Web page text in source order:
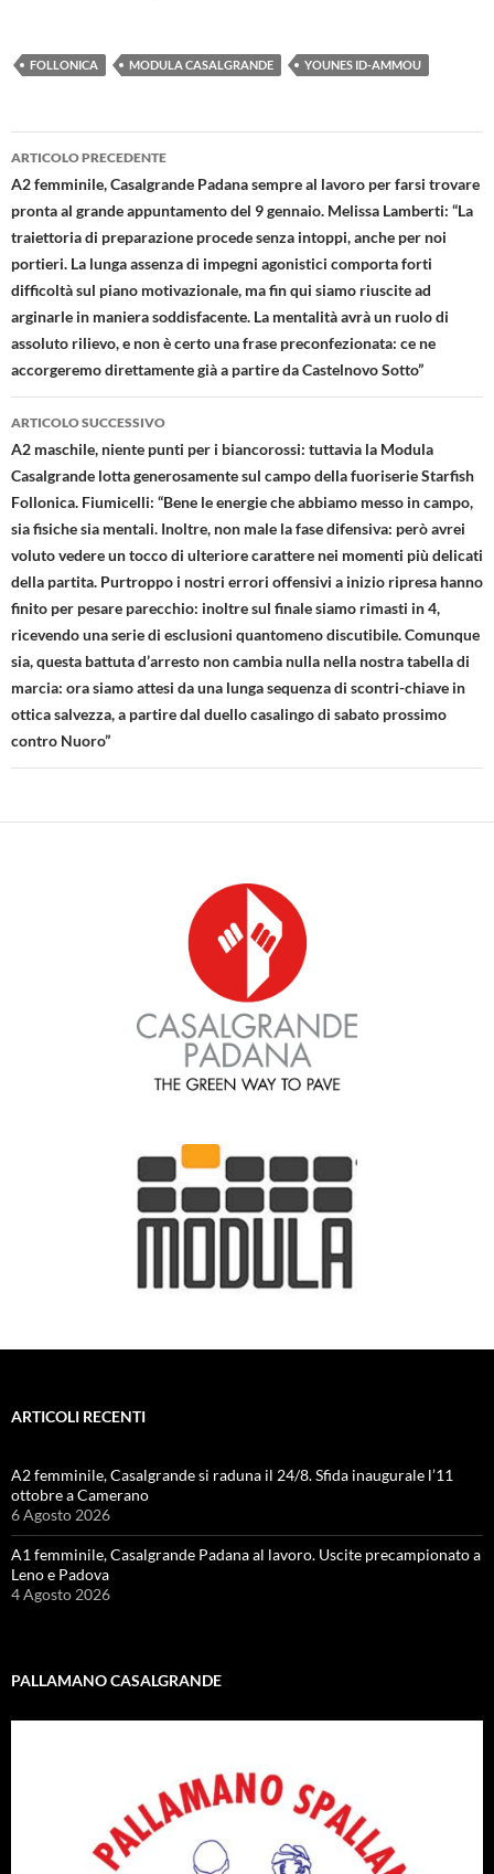
FOLLONICA MODULA CASALGRANDE YOUNES ID-AMMOU
Navigazione
articolo
ARTICOLO PRECEDENTE
A2 femminile, Casalgrande Padana sempre al lavoro per farsi trovare
pronta al grande appuntamento del 9 gennaio. Melissa Lamberti: “La
traiettoria di preparazione procede senza intoppi, anche per noi
portieri. La lunga assenza di impegni agonistici comporta forti
difficoltà sul piano motivazionale, ma fin qui siamo riuscite ad
arginarle in maniera soddisfacente. La mentalità avrà un ruolo di
assoluto rilievo, e non è certo una frase preconfezionata: ce ne
accorgeremo direttamente già a partire da Castelnovo Sotto”
ARTICOLO SUCCESSIVO
A2 maschile, niente punti per i biancorossi: tuttavia la Modula
Casalgrande lotta generosamente sul campo della fuoriserie Starfish
Follonica. Fiumicelli: “Bene le energie che abbiamo messo in campo,
sia fisiche sia mentali. Inoltre, non male la fase difensiva: però avrei
voluto vedere un tocco di ulteriore carattere nei momenti più delicati
della partita. Purtroppo i nostri errori offensivi a inizio ripresa hanno
finito per pesare parecchio: inoltre sul finale siamo rimasti in 4,
ricevendo una serie di esclusioni quantomeno discutibile. Comunque
sia, questa battuta d’arresto non cambia nulla nella nostra tabella di
marcia: ora siamo attesi da una lunga sequenza di scontri-chiave in
ottica salvezza, a partire dal duello casalingo di sabato prossimo
contro Nuoro”
ARTICOLI RECENTI
A2 femminile, Casalgrande si raduna il 24/8. Sfida inaugurale l’11
ottobre a Camerano
6 Agosto 2026
A1 femminile, Casalgrande Padana al lavoro. Uscite precampionato a
Leno e Padova
4 Agosto 2026
PALLAMANO CASALGRANDE